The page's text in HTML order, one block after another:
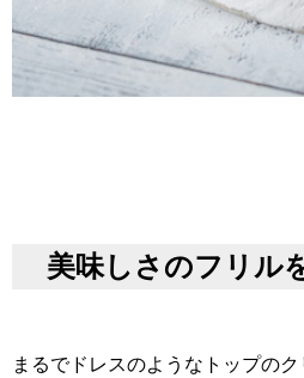
美味しさのフリル
まるでドレスのようなトップのク